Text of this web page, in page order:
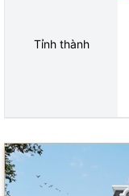
Tỉnh thành